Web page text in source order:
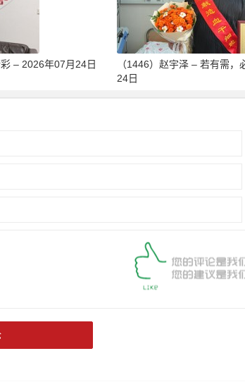
– 2026年07月24日
（1446）赵宇泽 – 若有需
24日